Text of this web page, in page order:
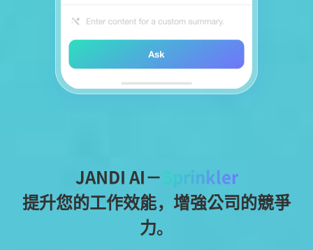
JANDI AI－Sprinkler
提升您的工作效能，增強公司的競爭
力。